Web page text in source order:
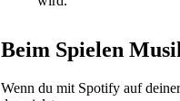
Beim Spielen
Wenn du mit Spotify auf